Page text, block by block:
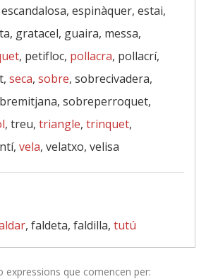
escandalosa, espinàquer, estai,
gratacel, guaira, messa,
, petifloc, pollacra, pollacrí,
seca, sobre, sobrecivadera,
sobreperroquet,
, treu, triangle, trinquet,
vela, velatxo, velisa
, faldeta, faldilla, tutú
expressions que comencen per: